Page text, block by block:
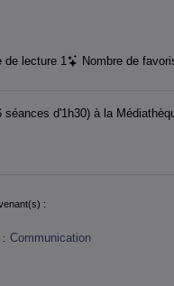
de lecture 1 Nombre de
d'1h30) à la
:
: Communication